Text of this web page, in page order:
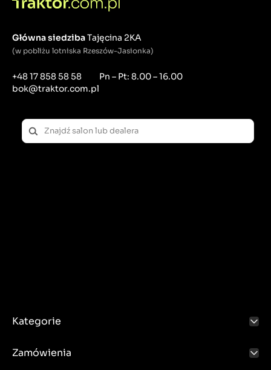
Główna siedzibaTajęcina 2KA
(w pobliżu lotniska Rzeszów-Jasionka)
+48 17 858 58 58
bok@traktor.com.pl
Pn – Pt: 8.00 – 16.00
Kategorie
Zamówienia